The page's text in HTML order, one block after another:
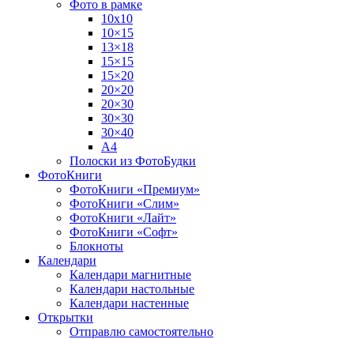
Фото в рамке
10х10
10×15
13×18
15×15
15×20
20×20
20×30
30×30
30×40
A4
Полоски из ФотоБудки
ФотоКниги
ФотоКниги «Премиум»
ФотоКниги «Слим»
ФотоКниги «Лайт»
ФотоКниги «Софт»
Блокноты
Календари
Календари магнитные
Календари настольные
Календари настенные
Открытки
Отправлю самостоятельно